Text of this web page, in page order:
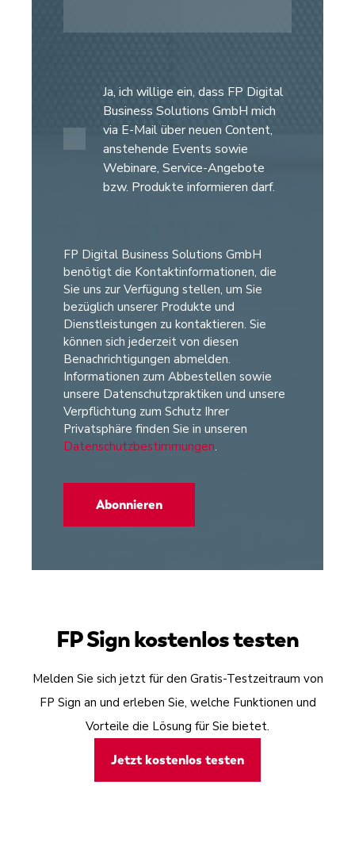
Ja, ich willige ein, dass FP Digital
Business Solutions GmbH mich
via E-Mail über neuen Content,
anstehende Events sowie
Webinare, Service-Angebote
bzw. Produkte informieren darf.
FP Digital Business Solutions GmbH
benötigt die Kontaktinformationen, die
Sie uns zur Verfügung stellen, um Sie
bezüglich unserer Produkte und
Dienstleistungen zu kontaktieren. Sie
können sich jederzeit von diesen
Benachrichtigungen abmelden.
Informationen zum Abbestellen sowie
unsere Datenschutzpraktiken und unsere
Verpflichtung zum Schutz Ihrer
Privatsphäre finden Sie in unseren
Datenschutzbestimmungen.
FP Sign kostenlos testen
Melden Sie sich jetzt für den Gratis-Testzeitraum von
FP Sign an und erleben Sie, welche Funktionen und
Vorteile die Lösung für Sie bietet.
Jetzt kostenlos testen